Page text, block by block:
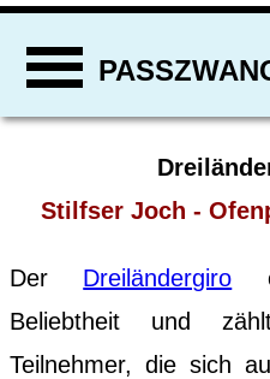
Stilfser Joch -
Der Dreiländergiro
Beliebtheit und
Teilnehmer, die sich